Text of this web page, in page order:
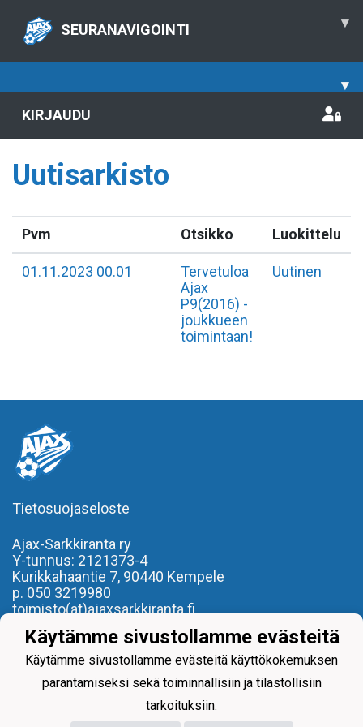
SEURANAVIGOINTI ▾
▾
KIRJAUDU
Uutisarkisto
Pvm Otsikko Luokittelu
01.11.2023 00.01
Tervetuloa
Ajax
P9(2016) -
joukkueen
toimintaan!
Uutinen
Tietosuojaseloste
Ajax-Sarkkiranta ry
Y-tunnus: 2121373-4
Kurikkahaantie 7, 90440 Kempele
p. 050 3219980
toimisto(at)ajaxsarkkiranta.fi
- REILU PELI, REILU KAVERI -
Käytämme sivustollamme evästeitä
Käytämme sivustollamme evästeitä käyttökokemuksen
parantamiseksi sekä toiminnallisiin ja tilastollisiin
tarkoituksiin.